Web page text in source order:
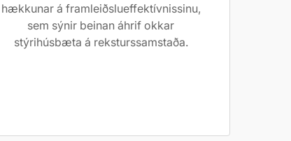
hækkunar á framleiðslueffektívnissinu,
sem sýnir beinan áhrif okkar
stýrihúsbæta á reksturssamstaða.